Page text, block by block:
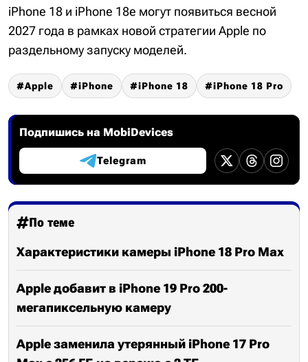
iPhone 18 и iPhone 18e могут появиться весной
2027 года в рамках новой стратегии Apple по
раздельному запуску моделей.
Apple iPhone iPhone 18 iPhone 18 Pro
Подпишись на MobiDevices
Telegram
По теме
Характеристики камеры iPhone 18 Pro Max
Apple добавит в iPhone 19 Pro 200-
мегапиксельную камеру
Apple заменила утерянный iPhone 17 Pro